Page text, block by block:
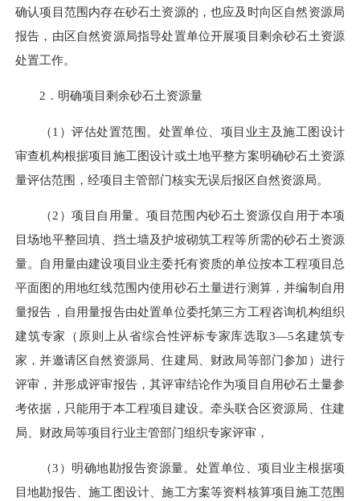
确认项目范围内存在砂石土资源的，也应及时向区自然资源局
报告，由区自然资源局指导处置单位开展项目剩余砂石土资源
处置工作。
2．明确项目剩余砂石土资源量
（1）评估处置范围。处置单位、项目业主及施工图设计
审查机构根据项目施工图设计或土地平整方案明确砂石土资源
量评估范围，经项目主管部门核实无误后报区自然资源局。
（2）项目自用量。项目范围内砂石土资源仅自用于本项
目场地平整回填、挡土墙及护坡砌筑工程等所需的砂石土资源
量。自用量由建设项目业主委托有资质的单位按本工程项目总
平面图的用地红线范围内使用砂石土量进行测算，并编制自用
量报告，自用量报告由处置单位委托第三方工程咨询机构组织
建筑专家（原则上从省综合性评标专家库选取3—5名建筑专
家，并邀请区自然资源局、住建局、财政局等部门参加）进行
评审，并形成评审报告，其评审结论作为项目自用砂石土量参
考依据，只能用于本工程项目建设。牵头联合区资源局、住建
局、财政局等项目行业主管部门组织专家评审，
（3）明确地勘报告资源量。处置单位、项目业主根据项
目地勘报告、施工图设计、施工方案等资料核算项目施工范围